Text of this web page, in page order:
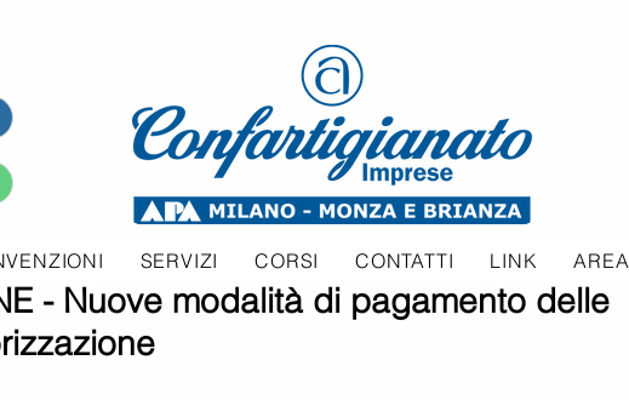
SERVIZI CORSI CONTATTI LINK
- Nuove modalità di pagamento delle